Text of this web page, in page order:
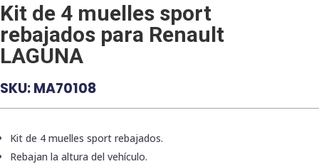
Kit de 4 muelles sport
rebajados para Renault
LAGUNA
SKU:MA70108
Kit de 4 muelles sport rebajados.
Rebajan la altura del vehículo.